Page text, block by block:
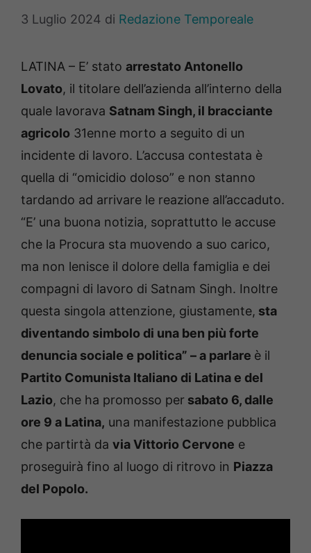
3 Luglio 2024 di Redazione Temporeale
LATINA – E’ stato arrestato Antonello
Lovato, il titolare dell’azienda all’interno della
quale lavorava Satnam Singh, il bracciante
agricolo 31enne morto a seguito di un
incidente di lavoro. L’accusa contestata è
quella di “omicidio doloso” e non stanno
tardando ad arrivare le reazione all’accaduto.
“E’ una buona notizia, soprattutto le accuse
che la Procura sta muovendo a suo carico,
ma non lenisce il dolore della famiglia e dei
compagni di lavoro di Satnam Singh. Inoltre
questa singola attenzione, giustamente, sta
diventando simbolo di una ben più forte
denuncia sociale e politica” – a parlare è il
Partito Comunista Italiano di Latina e del
Lazio, che ha promosso per sabato 6, dalle
ore 9 a Latina, una manifestazione pubblica
che partirtà da via Vittorio Cervone e
proseguirà fino al luogo di ritrovo in Piazza
del Popolo.